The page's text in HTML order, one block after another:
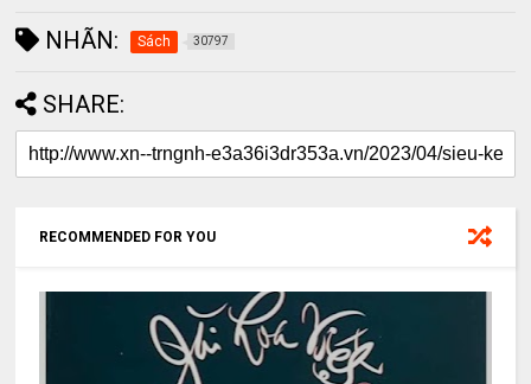
NHÃN: Sách 30797
SHARE:
RECOMMENDED FOR YOU